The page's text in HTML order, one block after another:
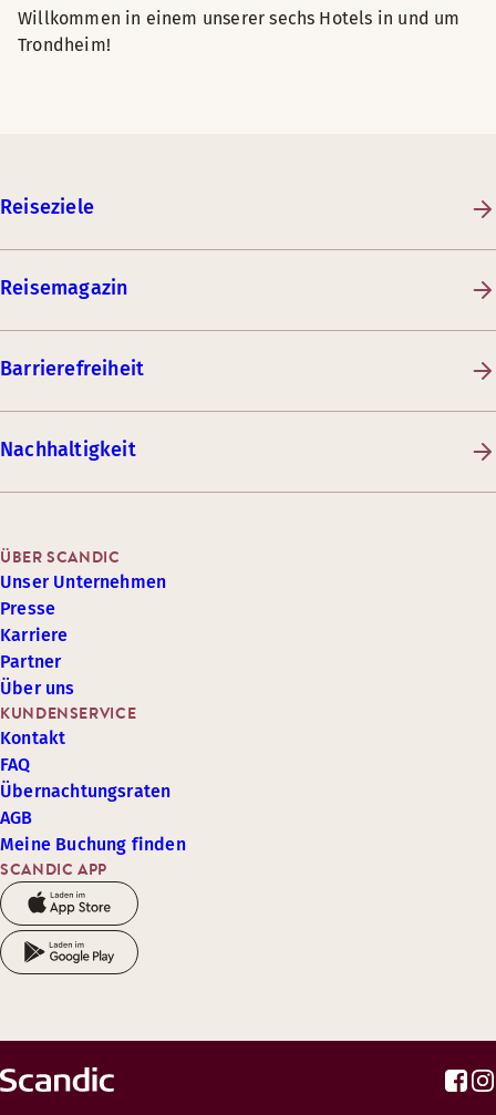
Willkommen in einem unserer sechs Hotels in und um
Trondheim!
Reiseziele
Reisemagazin
Barrierefreiheit
Nachhaltigkeit
SCANDIC APP
KUNDENSERVICE
Kontakt
FAQ
Übernachtungsraten
AGB
Meine Buchung finden
ÜBER SCANDIC
Unser Unternehmen
Presse
Karriere
Partner
Über uns